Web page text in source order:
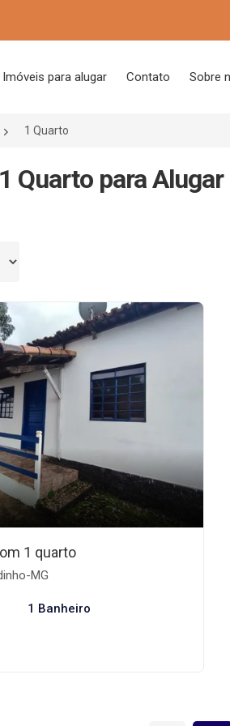
Imóveis para alugar Contato Sobre
1 Quarto
Quarto para
1 quarto
MG
1 Banheiro